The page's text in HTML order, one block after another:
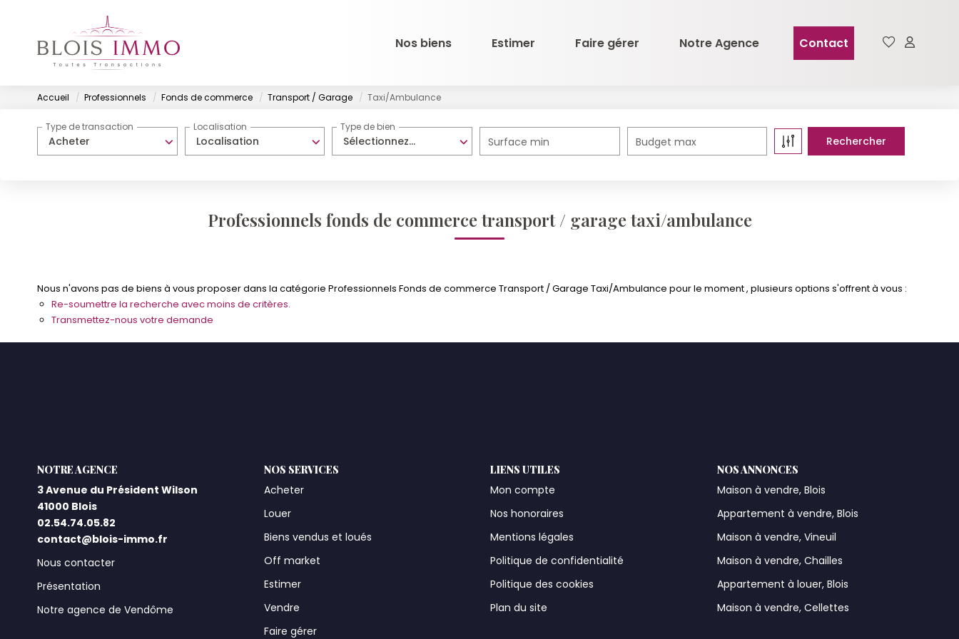
Nos biens Estimer Faire gérer Notre Agence Contact
Accueil Professionnels Fonds de commerce Transport / Garage Taxi/Ambulance
Acheter
Type de transaction
Localisation
Localisation
Sélectionnez...
Type de bien
Surface min Budget max
Professionnels fonds de commerce transport / garage taxi/ambulance
Nous n'avons pas de biens à vous proposer dans la catégorie Professionnels Fonds de commerce Transport / Garage Taxi/Ambulance pour le moment , plusieurs options s'offrent à vous :
Re-soumettre la recherche avec moins de critères.
Transmettez-nous votre demande
L'AGENCE
3 Avenue du Président Wilson
41000 Blois
02.54.74.05.82
contact@blois-immo.fr
Nous contacter
Présentation
Notre agence de Vendôme
NOS SERVICES
Acheter
Louer
Biens vendus et loués
Off market
Estimer
Vendre
Faire gérer
LIENS UTILES
Mon compte
Nos honoraires
Mentions légales
Politique de confidentialité
Politique des cookies
Plan du site
NOS ANNONCES
Maison à vendre, Blois
Appartement à vendre, Blois
Maison à vendre, Vineuil
Maison à vendre, Chailles
Appartement à louer, Blois
Maison à vendre, Cellettes